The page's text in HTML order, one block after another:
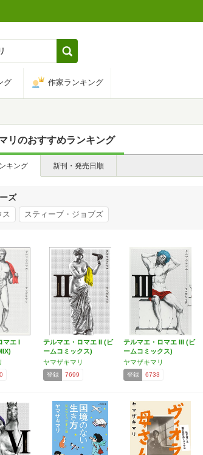
グ 作家ランキング
リのおすすめランキング
キング 新刊・発売日順
ズ
ス スティーブ・ジョブズ
マエ I
テルマエ・ロマエ II (ビ
ームコミックス)
ヤマザキマリ
登録 7699
テルマエ・ロマエ III (ビ
ームコミックス)
ヤマザキマリ
登録 6733